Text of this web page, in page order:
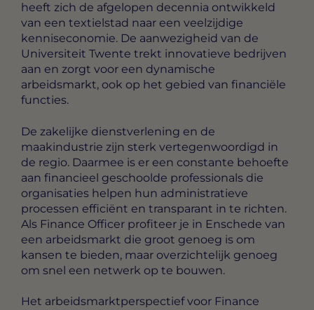
heeft zich de afgelopen decennia ontwikkeld
van een textielstad naar een veelzijdige
kenniseconomie. De aanwezigheid van de
Universiteit Twente trekt innovatieve bedrijven
aan en zorgt voor een dynamische
arbeidsmarkt, ook op het gebied van financiële
functies.
De zakelijke dienstverlening en de
maakindustrie zijn sterk vertegenwoordigd in
de regio. Daarmee is er een constante behoefte
aan financieel geschoolde professionals die
organisaties helpen hun administratieve
processen efficiënt en transparant in te richten.
Als Finance Officer profiteer je in Enschede van
een arbeidsmarkt die groot genoeg is om
kansen te bieden, maar overzichtelijk genoeg
om snel een netwerk op te bouwen.
Het arbeidsmarktperspectief voor Finance